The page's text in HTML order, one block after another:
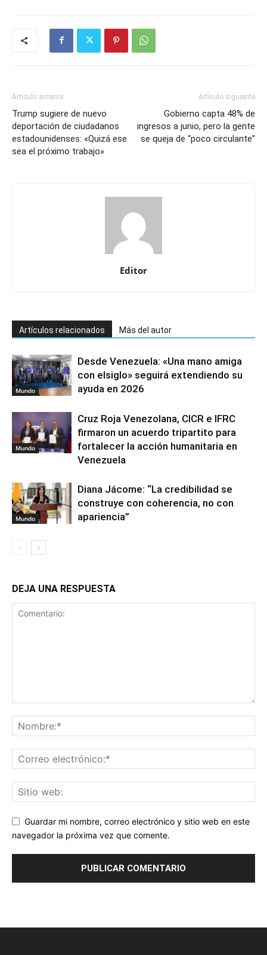
Artículo anterior
Trump sugiere de nuevo
deportación de ciudadanos
estadounidenses: «Quizá ese
sea el próximo trabajo»
Artículo siguiente
Gobierno capta 48% de
ingresos a junio, pero la gente
se queja de “poco circulante”
Editor
Artículos relacionados Más del autor
Mundo
Desde Venezuela: «Una mano amiga
con elsiglo» seguirá extendiendo su
ayuda en 2026
Mundo
Cruz Roja Venezolana, CICR e IFRC
firmaron un acuerdo tripartito para
fortalecer la acción humanitaria en
Venezuela
Mundo
Diana Jácome: “La credibilidad se
construye con coherencia, no con
apariencia”
DEJA UNA RESPUESTA
Guardar mi nombre, correo electrónico y sitio web en este
navegador la próxima vez que comente.